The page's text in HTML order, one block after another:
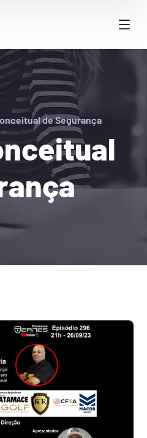
de Segurança